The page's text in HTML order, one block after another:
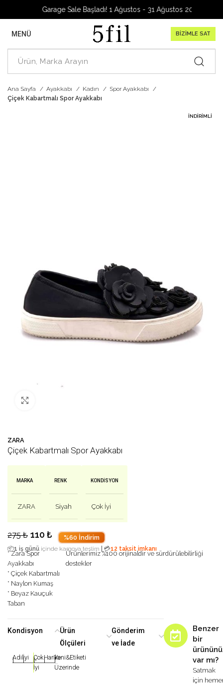
Garage Sale Başladı! 1 Ağustos - 31 Ağustos 2026
MENÜ BİZİMLE SAT
Ana Sayfa Ayakkabı Kadın
Spor Ayakkabı
Çiçek Kabartmalı Spor Ayakkabı
İNDIRIMLI
ZARA
Çiçek Kabartmalı Spor Ayakkabı
MARKA
ZARA
RENK
Siyah
KONDISYON
Çok İyi
275₺ 110 ₺ %60 İndirim
📦1 iş günü içinde kargoya teslim 💳12 taksit imkanı
* Zara Spor
Ayakkabı
* Çiçek Kabartmalı
* Naylon Kumaş
* Beyaz Kauçuk
Taban
Ürünlerimiz %100 orijinaldir ve sürdürülebilirliği
destekler
Kondisyon
|Adil|İyi |Çok
İyi
|Harika
|Yeni&Etiketi
Üzerinde
Ürün
Ölçüleri
Gönderim
ve İade
Benzer
bir
var mı?
Satmak
için